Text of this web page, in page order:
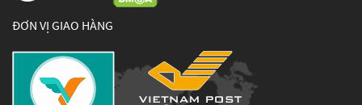
ĐƠN VỊ GIAO HÀNG